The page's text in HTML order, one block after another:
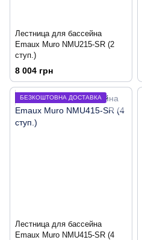
Лестница для бассейна
Emaux Muro NMU215-SR (2
ступ.)
8 004 грн
БЕЗКОШТОВНА ДОСТАВКА
Лестница для бассейна
Emaux Muro NMU415-SR (4